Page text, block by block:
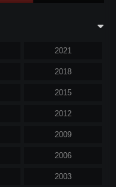
2021
2018
2015
2012
2009
2006
2003